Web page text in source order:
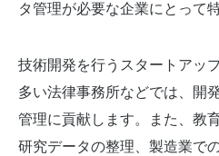
タ管理が必要な企業にとって
技術開発を行うスタートアッ
多い法律事務所などでは、開
管理に貢献します。また、教
研究データの整理、製造業で